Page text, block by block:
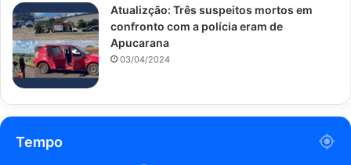
Atualizção: Três suspeitos mortos em
confronto com a polícia eram de
Apucarana
03/04/2024
Tempo